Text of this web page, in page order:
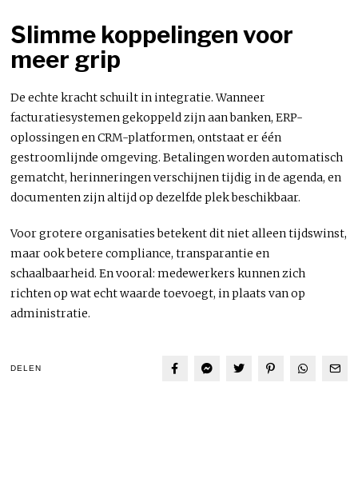
Slimme koppelingen voor
meer grip
De echte kracht schuilt in integratie. Wanneer
facturatiesystemen gekoppeld zijn aan banken, ERP-
oplossingen en CRM-platformen, ontstaat er één
gestroomlijnde omgeving. Betalingen worden automatisch
gematcht, herinneringen verschijnen tijdig in de agenda, en
documenten zijn altijd op dezelfde plek beschikbaar.
Voor grotere organisaties betekent dit niet alleen tijdswinst,
maar ook betere compliance, transparantie en
schaalbaarheid. En vooral: medewerkers kunnen zich
richten op wat echt waarde toevoegt, in plaats van op
administratie.
DELEN